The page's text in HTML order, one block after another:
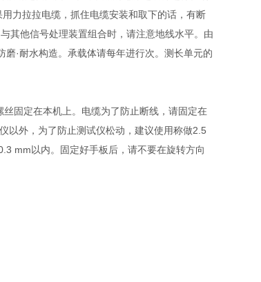
力拉拉电缆，抓住电缆安装和取下的话，有断
其他信号处理装置组合时，请注意地线水平。由
·耐水构造。承载体请每年进行次。测长单元的
固定在本机上。电缆为了防止断线，请固定在
以外，为了防止测试仪松动，建议使用称做2.5
mm以内。固定好手板后，请不要在旋转方向